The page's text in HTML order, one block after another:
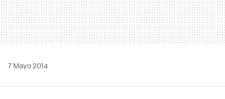
7 Mayo 2014